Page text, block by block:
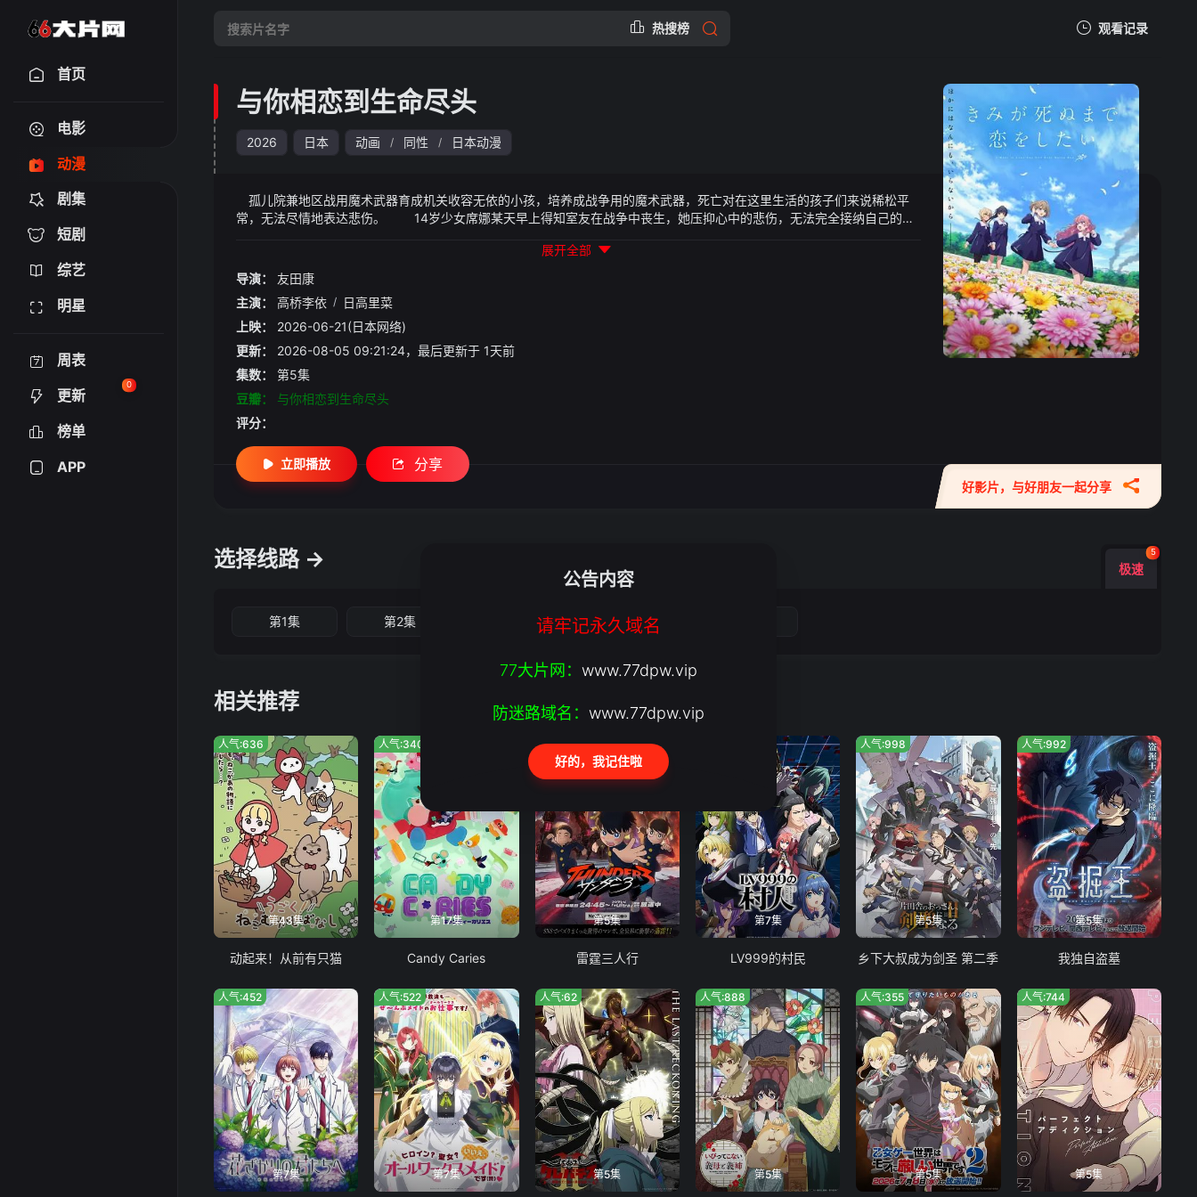
热搜榜 观看记录
暂无观看影片的记录
首页
电影
动漫
剧集
短剧
综艺
明星
周表
更新
0
榜单
APP
与你相恋到生命尽头
2026 日本 动画 / 同性 / 日本动漫
孤儿院兼地区战用魔术武器育成机关收容无依的小孩，培养成战争用的魔术武器，死亡对在这里生活的孩子们来说稀松平
常，无法尽情地表达悲伤。 14岁少女席娜某天早上得知室友在战争中丧生，她压抑心中的悲伤，无法完全接纳自己的境
展开全部
导演：
友田康
主演：
高桥李依 / 日高里菜
上映：
2026-06-21(日本网络)
更新：
2026-08-05 09:21:24，最后更新于 1天前
集数：
第5集
豆瓣：
与你相恋到生命尽头
评分：
好影片，与好朋友一起分享
立即播放 分享
选择线路 → 极速
5
第1集 第2集 第4集
相关推荐
第43集
人气:636
动起来！从前有只猫
第17集
人气:340
Candy Caries
第5集
人气:682
雷霆三人行
第7集
LV999的村民
第5集
人气:998
乡下大叔成为剑圣 第二季
第5集
人气:992
我独自盗墓
第7集
人气:452
第7集
人气:522
第5集
人气:62
第5集
人气:888
第5集
人气:355
第5集
人气:744
公告内容
请牢记永久域名
77大片网： www.77dpw.vip
防迷路域名： www.77dpw.vip
好的，我记住啦